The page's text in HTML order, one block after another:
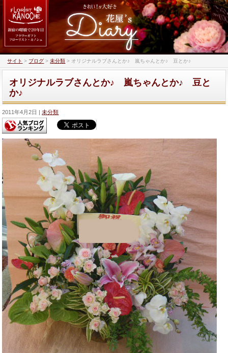
サイト > ブログ >未分類 > オリジナルラブさんとか♪ 嵐ちゃんとか♪ 豆とか♪
オリジナルラブさんとか♪ 嵐ちゃんとか♪ 豆と
か♪
2011年4月2日 未分類